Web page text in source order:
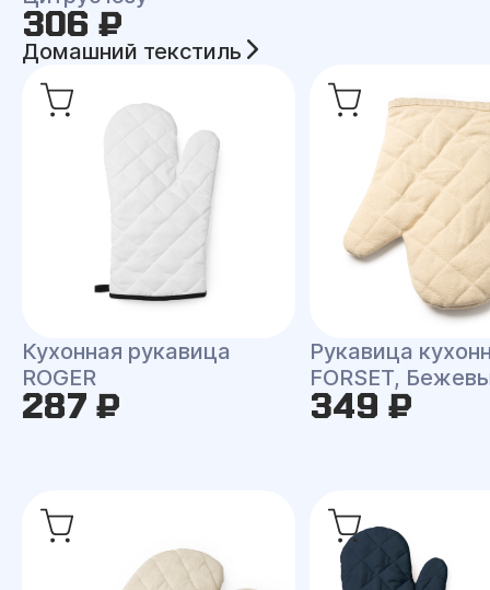
306 ₽
Домашний текстиль
Кухонная рукавица
ROGER
287 ₽
Рукавица
FORSET,
349 ₽